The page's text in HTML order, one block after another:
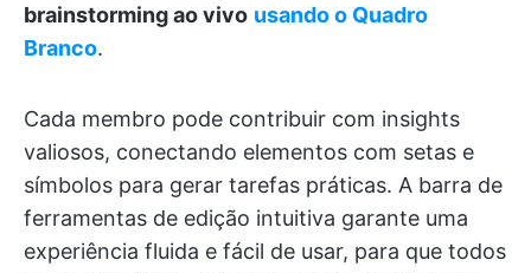
brainstorming ao vivo usando o Quadro
Branco.
Cada membro pode contribuir com insights
valiosos, conectando elementos com setas e
símbolos para gerar tarefas práticas. A barra de
ferramentas de edição intuitiva garante uma
experiência fluida e fácil de usar, para que todos